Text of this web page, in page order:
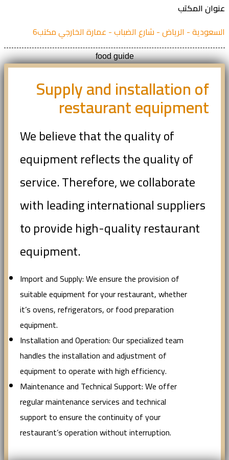
المكتب
- الرياض - شارع الضباب - عمارة الخارجي مكتب6
food guide
Supply and installation of
restaurant equipment
We believe that the quality of
equipment reflects the quality of
service. Therefore, we collaborate
with leading international suppliers
to provide high-quality restaurant
equipment.
Import and Supply: We ensure the provision of
suitable equipment for your restaurant, whether
it’s ovens, refrigerators, or food preparation
equipment.
Installation and Operation: Our specialized team
handles the installation and adjustment of
equipment to operate with high efficiency.
Maintenance and Technical Support: We offer
regular maintenance services and technical
support to ensure the continuity of your
restaurant’s operation without interruption.